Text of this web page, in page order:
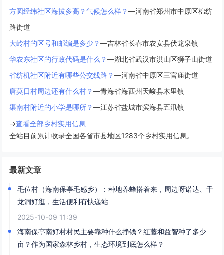
方圆经纬社区海拔多高？气候怎么样？—河南省郑州市中原区棉纺
路街道
大岭村的区号和邮编是多少？—吉林省长春市农安县伏龙泉镇
华农东社区的行政代码是什么？—湖北省武汉市洪山区狮子山街道
省纺机社区附近有哪些公交线路？—河南省中原区三官庙街道
唐莫日村周边还有什么村？—青海省海西州天峻县木里镇
渠南村附近的小学是哪所？—江苏省盐城市滨海县五汛镇
→查看全部乡村实用信息
全站目前累计收录全国各省市县地区1283个乡村实用信息。
最新文章
毛位村（海南保亭毛感乡）：种地养蜂搭着来，周边呀诺达、千
龙洞好逛，生活便利有快递站
2025-10-09 11:39
海南保亭南好村村民主要靠种什么挣钱？红藤和益智种了多少
亩？作为国家森林乡村，生态环境到底怎么样？